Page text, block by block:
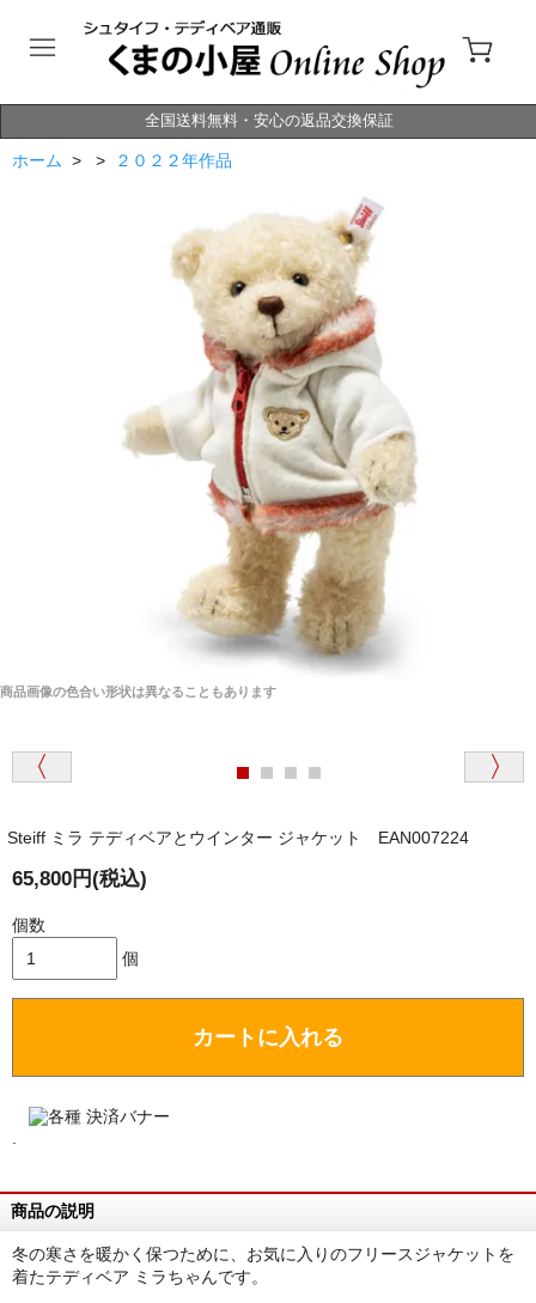
全国送料無料・安心の返品交換保証
ホーム > > ２０２２年作品
商品画像の色合い形状は異なることもあります
Steiff ミラ テディベアとウインター ジャケット EAN007224
65,800円(税込)
個数
個
カートに入れる
商品の説明
冬の寒さを暖かく保つために、お気に入りのフリースジャケットを
着たテディベア ミラちゃんです。